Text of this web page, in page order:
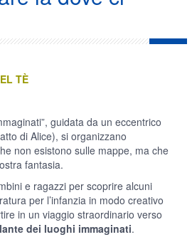
TÈ
guidata da un eccentrico
di Alice), si organizzano
non esistono sulle mappe, ma che
fantasia.
e ragazzi per scoprire alcuni
per l’infanzia in modo creativo
in un viaggio straordinario verso
dei luoghi immaginati.